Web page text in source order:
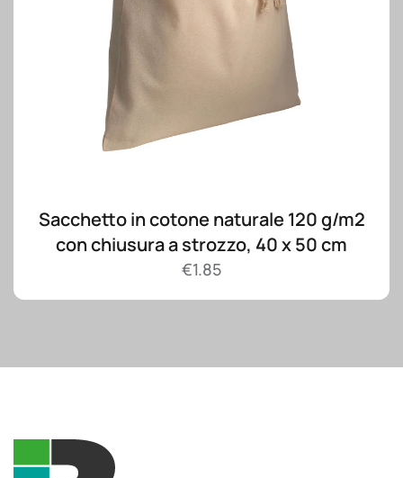
Sacchetto in cotone naturale 120 g/m2
con chiusura a strozzo, 40 x 50 cm
€1.85